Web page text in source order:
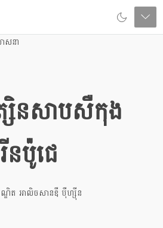
សនា
សិនសាបសឺកុង
រីនប៉ូជេ
ត អាលិចសានឌឺ បុឺហ្សុីន